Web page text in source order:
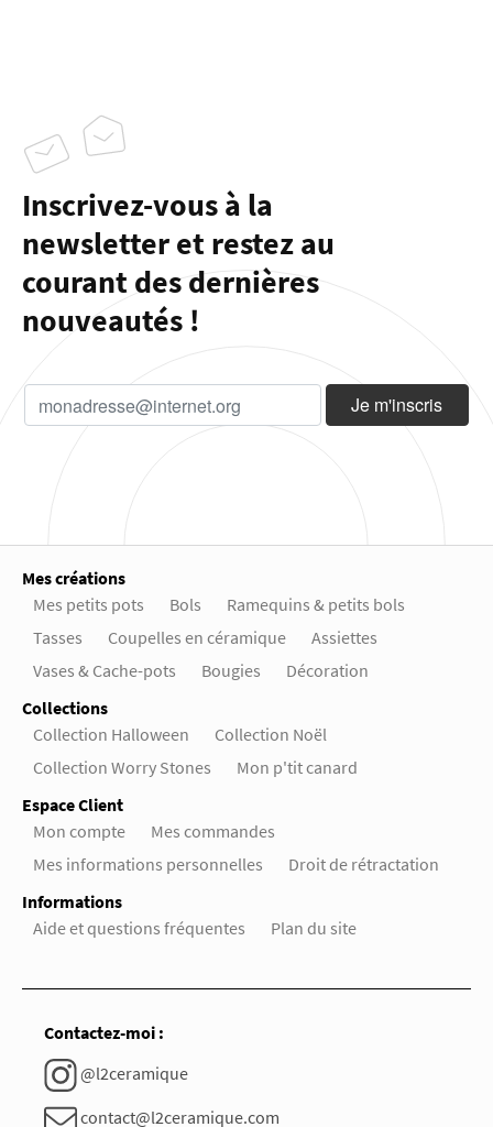
Inscrivez-vous à la
newsletter et restez au
courant des dernières
nouveautés !
Mes créations
Mes petits pots
Bols
Ramequins & petits bols
Tasses
Coupelles en céramique
Assiettes
Vases & Cache-pots
Bougies
Décoration
Collections
Collection Halloween
Collection Noël
Collection Worry Stones
Mon p'tit canard
Espace Client
Mon compte
Mes commandes
Mes informations personnelles
Droit de rétractation
Informations
Aide et questions fréquentes
Plan du site
Contactez-moi :
@l2ceramique
contact@l2ceramique.com